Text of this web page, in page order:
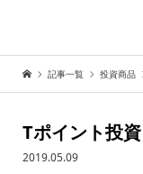
記事一覧 投資商品
Tポイント投
2019.05.09